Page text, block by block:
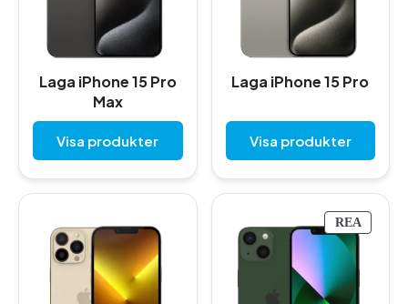
Laga iPhone 15 Pro
Max
Visa produkter
Laga iPhone 15 Pro
Visa produkter
REAP
R